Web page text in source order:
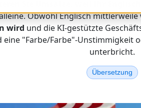
Obwohl Englisch
wird und die KI-gestützte
eine "Farbe/Farbe"-Unstimmigkeit
unterbricht.
Übersetzung